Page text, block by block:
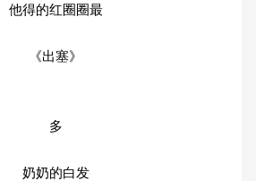
他得的红圈圈最
《出塞》
多
奶奶的白发